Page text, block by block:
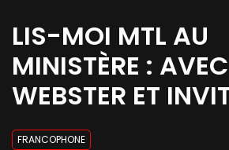
LIS-MOI MTL AU
MINISTÈRE : AVEC
WEBSTER ET
FRANCOPHONE